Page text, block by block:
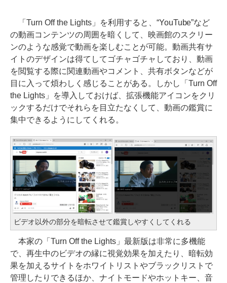
「Turn Off the Lights」を利用すると、“YouTube”など
の動画コンテンツの周囲を暗くして、映画館のスクリー
ンのような感覚で動画を楽しむことが可能。動画共有サ
イトのデザインは得てしてゴチャゴチャしており、動画
を閲覧する際に関連動画やコメント、共有ボタンなどが
目に入って煩わしく感じることがある。しかし「Turn Off
the Lights」を導入しておけば、拡張機能アイコンをクリ
ックするだけでそれらを目立たなくして、動画の鑑賞に
集中できるようにしてくれる。
ビデオ以外の部分を暗転させて鑑賞しやすくしてくれる
本家の「Turn Off the Lights」最新版は非常に多機能
で、再生中のビデオの縁に視覚効果を加えたり、暗転効
果を加えるサイトをホワイトリストやブラックリストで
管理したりできるほか、ナイトモードやホットキー、音